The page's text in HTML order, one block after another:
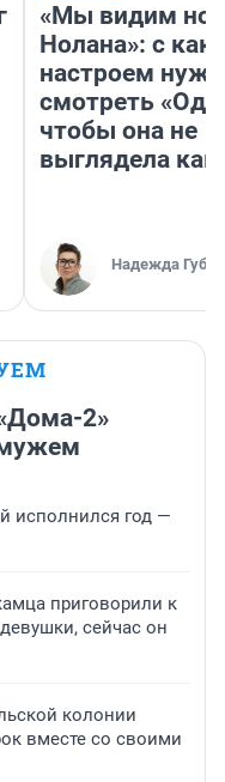
«Мы видим
Нолана»: с
настроем
смотреть
чтобы она не
выглядела как
Надежда
2»
исполнился год —
приговорили к
сейчас он
колонии
вместе со своими